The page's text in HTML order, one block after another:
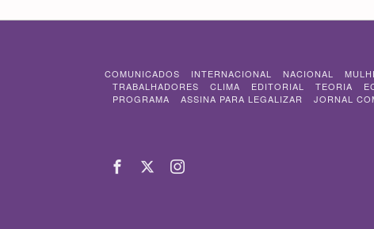
COMUNICADOS INTERNACIONAL NACIONAL
TRABALHADORES
CLIMA EDITORIAL TEORIA
PROGRAMA
ASSINA PARA LEGALIZAR JORNAL